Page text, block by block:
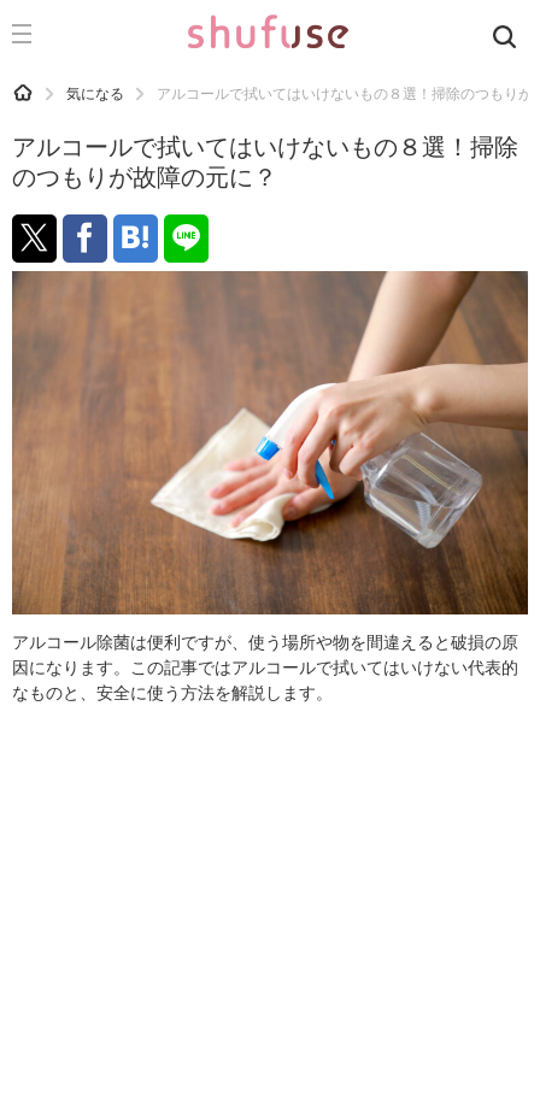
CATEGORY 記事カテゴリ
運気
洗濯
生活の知恵
HOME 気になる アルコールで拭いてはいけないもの８選！掃除のつもりが
アルコールで拭いてはいけないもの８選！掃除
のつもりが故障の元に？
アルコール除菌は便利ですが、使う場所や物を間違えると破損の原
因になります。この記事ではアルコールで拭いてはいけない代表的
なものと、安全に使う方法を解説します。